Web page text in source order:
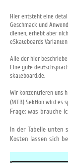
Hier entsteht eine
Geschmack und
dienen, erhebt aber
eSkateboards
Alle der hier
Eine gute
skateboard.de.
Wir konzentrieren uns
(MTB) Sektion wird es
Frage: was brauche
In der Tabelle unten
Kosten lassen sich